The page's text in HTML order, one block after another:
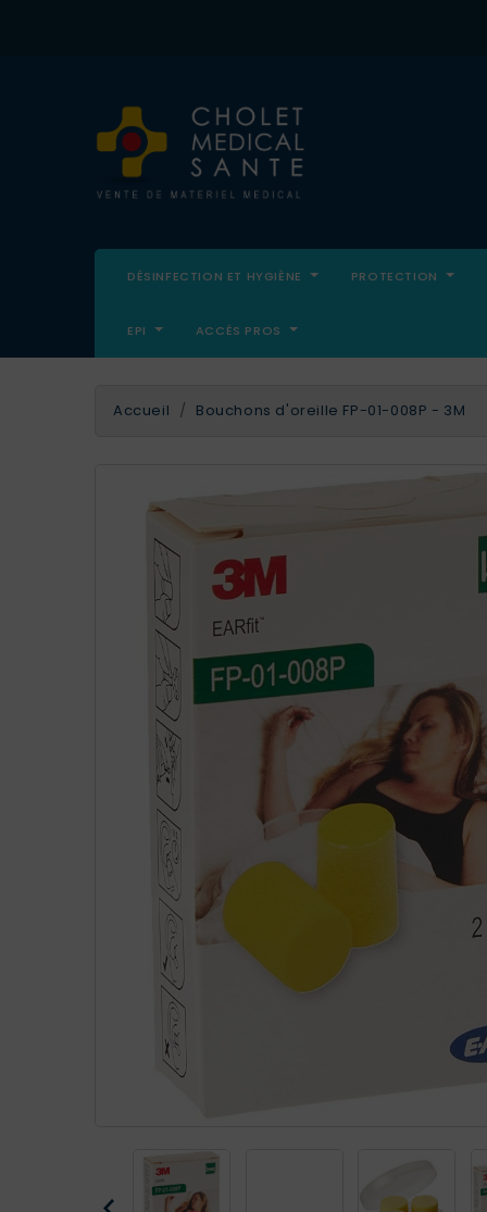
DÉSINFECTION ET HYGIÈNE PROTECTION
EPI ACCÈS PROS
Accueil Bouchons d'oreille FP-01-008P - 3M